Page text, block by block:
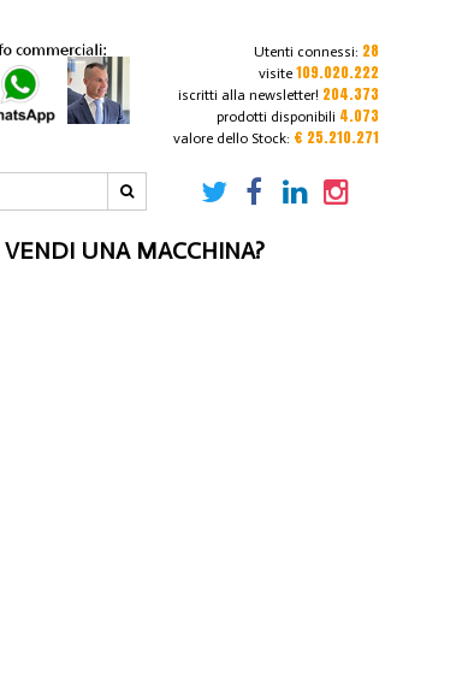
Utenti connessi: 28
visite 109.020.222
iscritti alla newsletter! 204.373
prodotti disponibili 4.073
valore dello Stock: € 25.210.271
VENDI UNA MACCHINA?